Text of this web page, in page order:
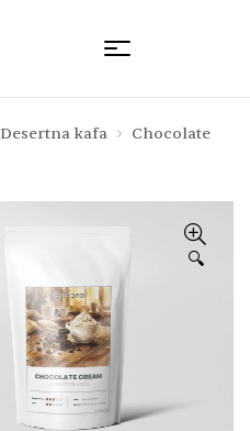
Desertna kafa
Chocolate
🔍